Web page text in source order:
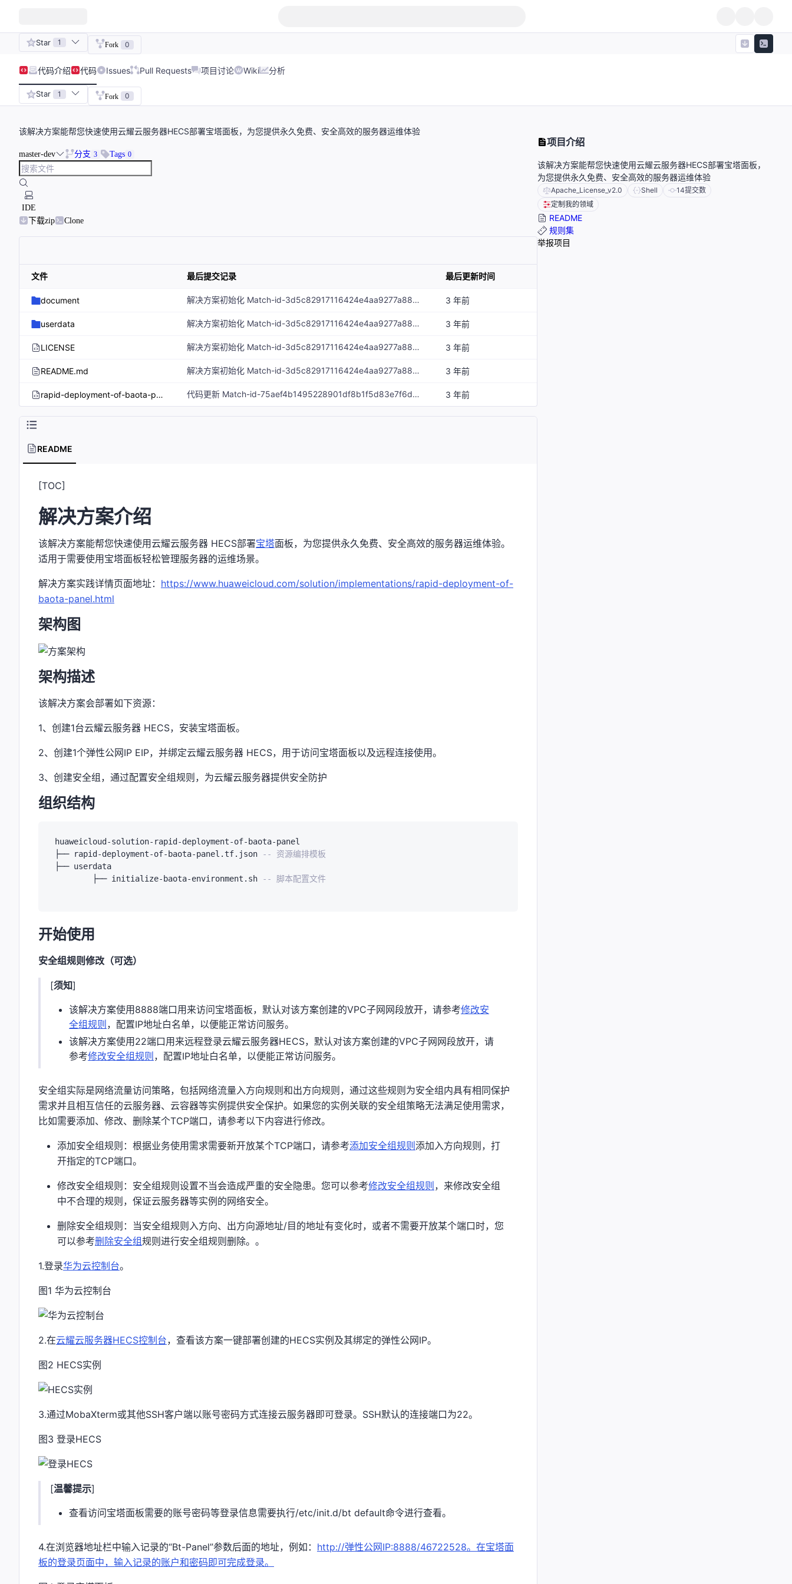
Star 1 Fork 0
代码介绍 代码 Issues Pull Requests 项目讨论 Wiki 分析
Star 1 Fork 0
该解决方案能帮您快速使用云耀云服务器HECS部署宝塔面板，为您提供永久免费、安全高效的服务器运维体验
master-dev 分支 3 Tags 0
IDE
下载zip
Clone
文件 最后提交记录 最后更新时间
document 解决方案初始化 Match-id-3d5c82917116424e4aa9277a88cab8f961a4102f 3 年前
userdata 解决方案初始化 Match-id-3d5c82917116424e4aa9277a88cab8f961a4102f 3 年前
LICENSE 解决方案初始化 Match-id-3d5c82917116424e4aa9277a88cab8f961a4102f 3 年前
README.md 解决方案初始化 Match-id-3d5c82917116424e4aa9277a88cab8f961a4102f 3 年前
rapid-deployment-of-baota-panel.tf.json 代码更新 Match-id-75aef4b1495228901df8b1f5d83e7f6de88ff480 3 年前
README
[TOC]
解决方案介绍
该解决方案能帮您快速使用云耀云服务器 HECS部署宝塔面板，为您提供永久免费、安全高效的服务器运维体验。
适用于需要使用宝塔面板轻松管理服务器的运维场景。
解决方案实践详情页面地址： https://www.huaweicloud.com/solution/implementations/rapid-deployment-of-
baota-panel.html
架构图
架构描述
该解决方案会部署如下资源：
1、创建1台云耀云服务器 HECS，安装宝塔面板。
2、创建1个弹性公网IP EIP，并绑定云耀云服务器 HECS，用于访问宝塔面板以及远程连接使用。
3、创建安全组，通过配置安全组规则，为云耀云服务器提供安全防护
组织结构
huaweicloud-solution-rapid-deployment-of-baota-panel
├── rapid-deployment-of-baota-panel.tf.json
-- 资源编排模板
├── userdata
	├── initialize-baota-environment.sh
-- 脚本配置文件
开始使用
安全组规则修改（可选）
[须知]
该解决方案使用8888端口用来访问宝塔面板，默认对该方案创建的VPC子网网段放开，请参考修改安
全组规则，配置IP地址白名单，以便能正常访问服务。
该解决方案使用22端口用来远程登录云耀云服务器HECS，默认对该方案创建的VPC子网网段放开，请
参考修改安全组规则，配置IP地址白名单，以便能正常访问服务。
安全组实际是网络流量访问策略，包括网络流量入方向规则和出方向规则，通过这些规则为安全组内具有相同保护
需求并且相互信任的云服务器、云容器等实例提供安全保护。如果您的实例关联的安全组策略无法满足使用需求，
比如需要添加、修改、删除某个TCP端口，请参考以下内容进行修改。
添加安全组规则：根据业务使用需求需要新开放某个TCP端口，请参考添加安全组规则添加入方向规则，打
开指定的TCP端口。
修改安全组规则：安全组规则设置不当会造成严重的安全隐患。您可以参考修改安全组规则，来修改安全组
中不合理的规则，保证云服务器等实例的网络安全。
删除安全组规则：当安全组规则入方向、出方向源地址/目的地址有变化时，或者不需要开放某个端口时，您
可以参考删除安全组规则进行安全组规则删除。。
1.登录华为云控制台。
图1 华为云控制台
2.在云耀云服务器HECS控制台，查看该方案一键部署创建的HECS实例及其绑定的弹性公网IP。
图2 HECS实例
3.通过MobaXterm或其他SSH客户端以账号密码方式连接云服务器即可登录。SSH默认的连接端口为22。
图3 登录HECS
[温馨提示]
查看访问宝塔面板需要的账号密码等登录信息需要执行/etc/init.d/bt default命令进行查看。
4.在浏览器地址栏中输入记录的“Bt-Panel”参数后面的地址，例如： http://弹性公网IP:8888/46722528。在宝塔面
板的登录页面中，输入记录的账户和密码即可完成登录。
项目介绍
该解决方案能帮您快速使用云耀云服务器HECS部署宝塔面板，
为您提供永久免费、安全高效的服务器运维体验
Apache_License_v2.0 Shell 14提交数
定制我的领域
README
规则集
举报项目